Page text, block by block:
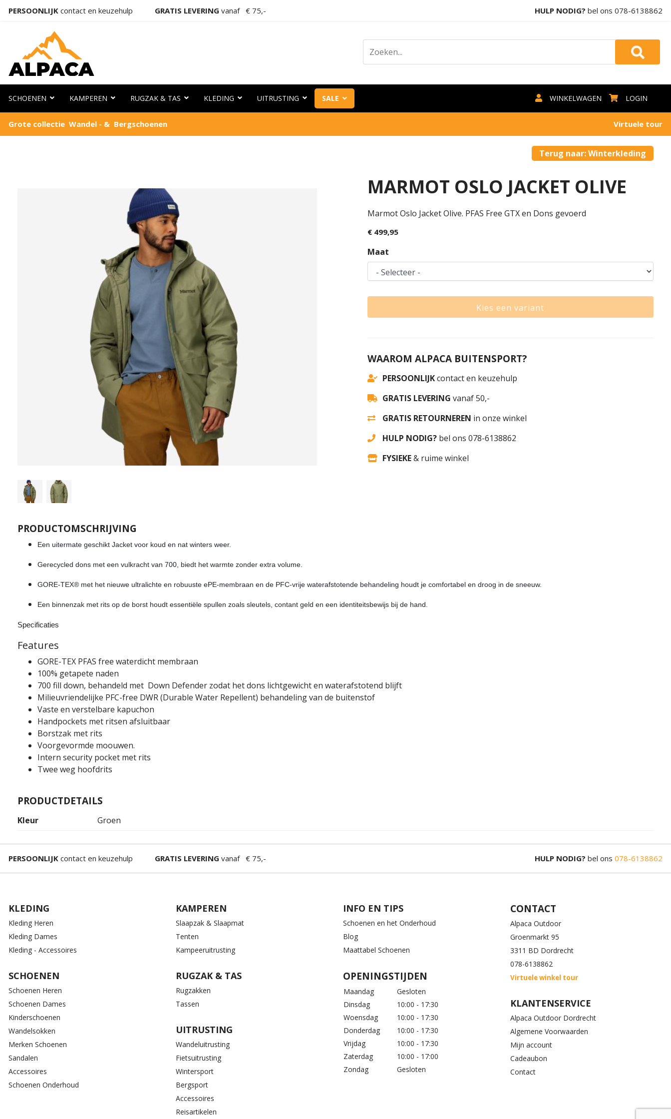
PERSOONLIJK contact en keuzehulp GRATIS LEVERING vanaf € 75,- HULP NODIG? bel ons 078-6138862
SCHOENEN KAMPEREN RUGZAK & TAS KLEDING UITRUSTING SALE LOGIN
WINKELWAGEN
Grote collectie Wandel - & Bergschoenen Virtuele tour
Terug naar: Winterkleding
MARMOT OSLO JACKET OLIVE
Marmot Oslo Jacket Olive. PFAS Free GTX en Dons gevoerd
€ 499,95
Maat
Kies een variant
WAAROM ALPACA BUITENSPORT?
PERSOONLIJKcontact en keuzehulp
GRATIS LEVERING vanaf 50,-
GRATIS RETOURNEREN in onze winkel
HULP NODIG?bel ons 078-6138862
FYSIEKE& ruime winkel
PRODUCTOMSCHRIJVING
Een uitermate geschikt Jacket voor koud en nat winters weer.
Gerecycled dons met een vulkracht van 700, biedt het warmte zonder extra volume.
GORE-TEX® met het nieuwe ultralichte en robuuste ePE-membraan en de PFC-vrije waterafstotende behandeling houdt je comfortabel en droog in de sneeuw.
Een binnenzak met rits op de borst houdt essentiële spullen zoals sleutels, contant geld en een identiteitsbewijs bij de hand.
Specificaties
Features
GORE-TEX PFAS free waterdicht membraan
100% getapete naden
700 fill down, behandeld met Down Defender zodat het dons lichtgewicht en waterafstotend blijft
Milieuvriendelijke PFC-free DWR (Durable Water Repellent) behandeling van de buitenstof
Vaste en verstelbare kapuchon
Handpockets met ritsen afsluitbaar
Borstzak met rits
Voorgevormde moouwen.
Intern security pocket met rits
Twee weg hoofdrits
PRODUCTDETAILS
Kleur Groen
PERSOONLIJK contact en keuzehulp GRATIS LEVERING vanaf € 75,- HULP NODIG? bel ons 078-6138862
KLEDING
Kleding Heren
Kleding Dames
Kleding - Accessoires
SCHOENEN
Schoenen Heren
Schoenen Dames
Kinderschoenen
Wandelsokken
Merken Schoenen
Sandalen
Accessoires
Schoenen Onderhoud
KAMPEREN
Slaapzak & Slaapmat
Tenten
Kampeeruitrusting
RUGZAK & TAS
Rugzakken
Tassen
UITRUSTING
Wandeluitrusting
Fietsuitrusting
Wintersport
Bergsport
Accessoires
Reisartikelen
INFO EN TIPS
Schoenen en het Onderhoud
Blog
Maattabel Schoenen
OPENINGSTIJDEN
Maandag
Gesloten
Dinsdag
10:00 - 17:30
Woensdag
10:00 - 17:30
Donderdag
10:00 - 17:30
Vrijdag
10:00 - 17:30
Zaterdag
10:00 - 17:00
Zondag
Gesloten
CONTACT
Alpaca Outdoor
Groenmarkt 95
3311 BD Dordrecht
078-6138862
Virtuele winkel tour
KLANTENSERVICE
Alpaca Outdoor Dordrecht
Algemene Voorwaarden
Mijn account
Cadeaubon
Contact